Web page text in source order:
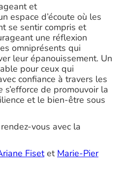
et
espace d’écoute où les
se sentir compris et
une réflexion
omniprésents qui
leur épanouissement. Un
pour ceux qui
confiance à travers les
s’efforce de promouvoir la
et le bien-être sous
rendez-vous avec la
Fisetet Marie-Pier